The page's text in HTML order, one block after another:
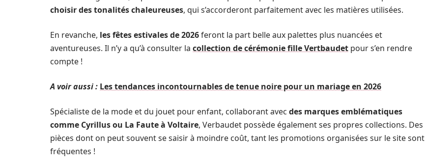
choisir des tonalités chaleureuses, qui s’accorderont parfaitement avec les matières utilisées.
En revanche, les fêtes estivales de 2026feront la part belle aux palettes plus nuancées et
aventureuses. Il n’y a qu’à consulter la collection de cérémonie fille Vertbaudet pour s’en rendre
compte !
A voir aussi : Les tendances incontournables de tenue noire pour un mariage en 2026
Spécialiste de la mode et du jouet pour enfant, collaborant avec des marques emblématiques
comme Cyrillus ou La Faute à Voltaire, Verbaudet possède également ses propres collections. Des
pièces dont on peut souvent se saisir à moindre coût, tant les promotions organisées sur le site sont
fréquentes !